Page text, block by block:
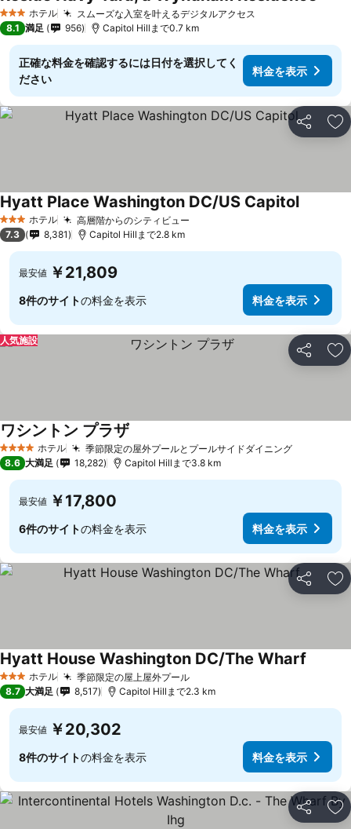
3 ホテルのランク
ホテル スムーズな入室を叶えるデジタルアクセス
8.1 満足 956 Capitol Hillまで0.7 km
正確な料金を確認するには日付を選択してく
ださい
料金を表示
シェア お
3 ホテルのランク
ホテル 高層階からのシティビュー
Hyatt Place Washington DC/US Capitol
7.3 8,381 Capitol Hillまで2.8 km
最安値 ￥21,809
8件のサイトの料金を表示 料金を表示
シェア お
人気施設
4 ホテルのランク
ホテル 季節限定の屋外プールとプールサイドダイニング
ワシントン プラザ
8.6 大満足 18,282 Capitol Hillまで3.8 km
最安値 ￥17,800
6件のサイトの料金を表示 料金を表示
シェア お
3 ホテルのランク
ホテル 季節限定の屋上屋外プール
Hyatt House Washington DC/The Wharf
8.7 大満足 8,517 Capitol Hillまで2.3 km
最安値 ￥20,302
8件のサイトの料金を表示 料金を表示
シェア お